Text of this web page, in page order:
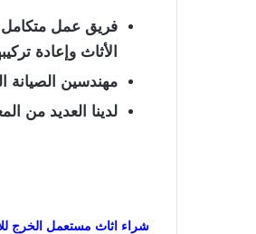
فريق عمل متكامل
الأثاث وإعادة
مهندسين الصيانة
لدينا العديد من
شراء اثاث مستعمل الخرج للايجار